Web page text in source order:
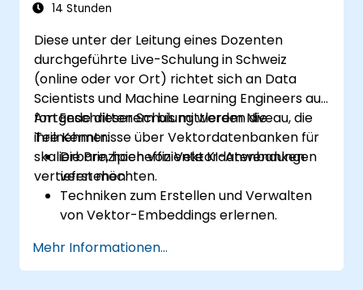
14 Stunden
Diese unter der Leitung eines Dozenten
durchgeführte Live-Schulung in Schweiz
(online oder vor Ort) richtet sich an Data
Scientists und Machine Learning Engineers auf
fortgeschrittenem bis mittlerem Niveau, die
ihre Kenntnisse über Vektordatenbanken für
skalierbare, hocheffiziente KI-Anwendungen
vertiefen möchten.
Am Ende dieser Schulung werden die
Teilnehmer:
Die Prinzipien von Vektordatenbanken
verstehen.
Techniken zum Erstellen und Verwalten
von Vektor-Embeddings erlernen.
hochdimensionale Daten erkunden.
Fähigkeiten zur Durchführung effizienter
Mehr Informationen...